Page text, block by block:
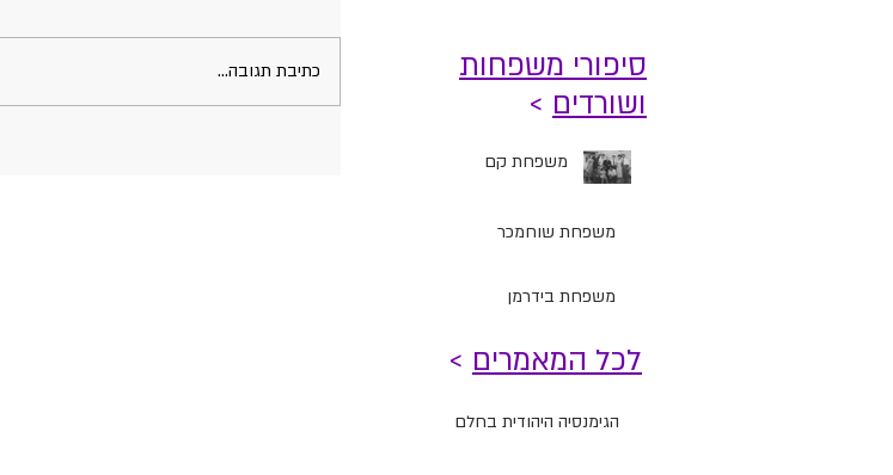
כתיבת תגובה...
סיפורי משפחות
ושורדים >
משפחת קם
משפחת שוחמכר
משפחת בידרמן
לכל המאמרים >
הגימנסיה היהודית בחלם